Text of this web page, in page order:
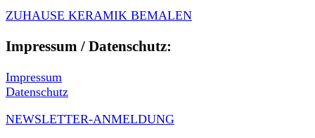
ZUHAUSE KERAMIK BEMALEN
Impressum / Datenschutz:
Impressum
Datenschutz
NEWSLETTER-ANMELDUNG